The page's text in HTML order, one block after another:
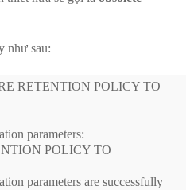
như sau:
RETENTION POLICY TO
parameters:
POLICY TO
parameters are successfully